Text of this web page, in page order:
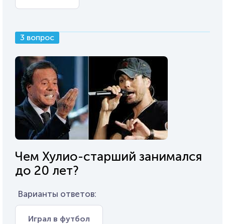
3 вопрос
Чем Хулио-старший занимался
до 20 лет?
Варианты ответов:
Играл в футбол